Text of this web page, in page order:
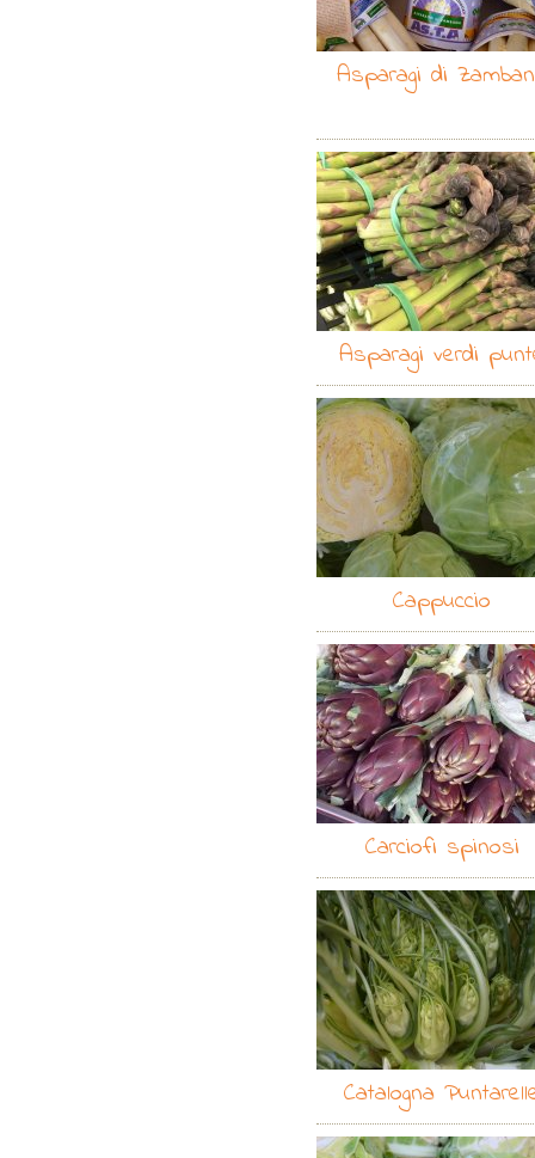
Asparagi di
Asparagi verdi
Cappuccio
Carciofi spinosi
Catalogna